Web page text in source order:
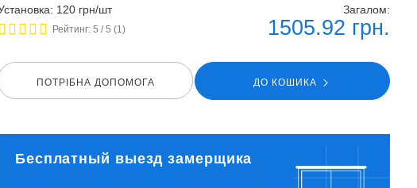
120 грн/шт
Рейтинг:5 / 5 (1)
Загалом:
1505.92 грн.
ПОТРIБНА ДОПОМОГА ДО КОШИКА
Бесплатный выезд замерщика